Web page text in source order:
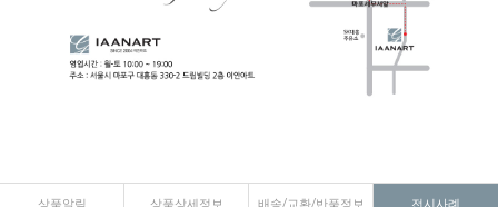
상품알림 상품상세정보 배송/교환/반품정보 전시사례